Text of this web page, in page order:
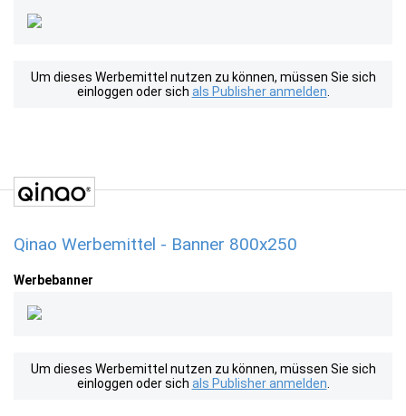
Um dieses Werbemittel nutzen zu können, müssen Sie sich
einloggen oder sich als Publisher anmelden
Qinao Werbemittel - Banner 800x250
Werbebanner
Um dieses Werbemittel nutzen zu können, müssen Sie sich
einloggen oder sich als Publisher anmelden